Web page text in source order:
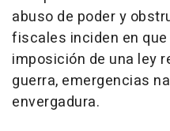
abuso de poder y
fiscales inciden en
imposición de una ley
guerra, emergencias
envergadura.